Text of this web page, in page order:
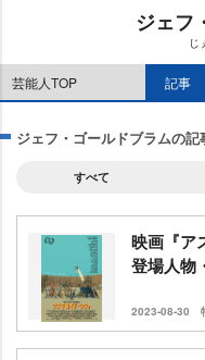
ジェフ
じ
芸能人TOP 記事
ジェフ・ゴールドブラムの
すべて
映画『ア
登場人物
2023-08-30